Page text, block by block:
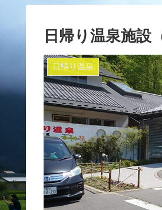
日帰り温泉施設
日帰り温泉